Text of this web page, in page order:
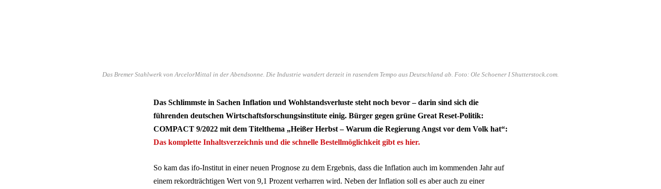
Das Bremer Stahlwerk von ArcelorMittal in der Abendsonne. Die Industrie wandert derzeit in rasendem Tempo aus Deutschland ab. Foto: Ole Schoener I Shutterstock.com.
Das Schlimmste in Sachen Inflation und Wohlstandsverluste steht noch bevor – darin sind sich die
führenden deutschen Wirtschaftsforschungsinstitute einig. Bürger gegen grüne Great Reset-Politik:
COMPACT 9/2022 mit dem Titelthema „Heißer Herbst – Warum die Regierung Angst vor dem Volk hat“:
Das komplette Inhaltsverzeichnis und die schnelle Bestellmöglichkeit gibt es hier.
So kam das ifo-Institut in einer neuen Prognose zu dem Ergebnis, dass die Inflation auch im kommenden Jahr auf
einem rekordträchtigen Wert von 9,1 Prozent verharren wird. Neben der Inflation soll es aber auch zu einer